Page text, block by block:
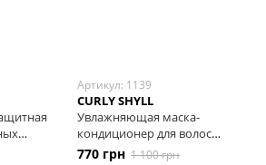
Артикул: 1139
CURLY SHYLL
Увлажняющая маска-
кондиционер для волос
CURLYSHYLL Moisture Calming
770 грн 1 100 грн